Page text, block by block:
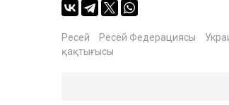
Ресей Ресей Федерациясы
қақтығысы